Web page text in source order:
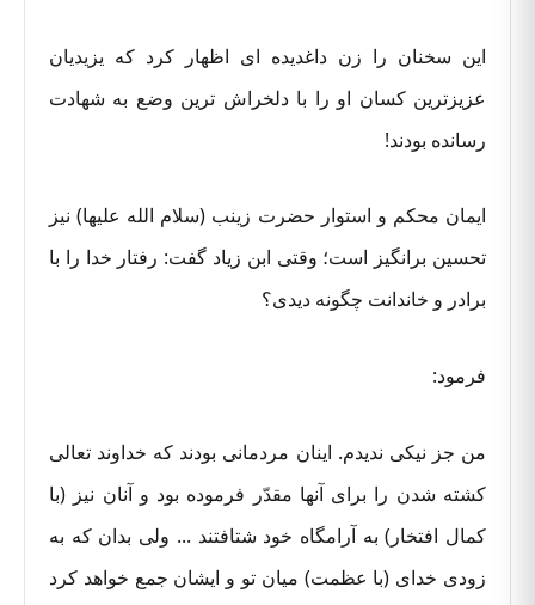
این سخنان را زن داغدیده ای اظهار کرد که یزیدیان
عزیزترین کسان او را با دلخراش ترین وضع به شهادت
رسانده بودند!
ایمان محکم و استوار حضرت زینب (سلام الله علیها) نیز
تحسین برانگیز است؛ وقتی ابن زیاد گفت: رفتار خدا را با
برادر و خاندانت چگونه دیدی؟
فرمود:
من جز نیکی ندیدم. اینان مردمانی بودند که خداوند تعالی
کشته شدن را برای آنها مقدّر فرموده بود و آنان نیز (با
کمال افتخار) به آرامگاه خود شتافتند ... ولی بدان که به
زودی خدای (با عظمت) میان تو و ایشان جمع خواهد کرد